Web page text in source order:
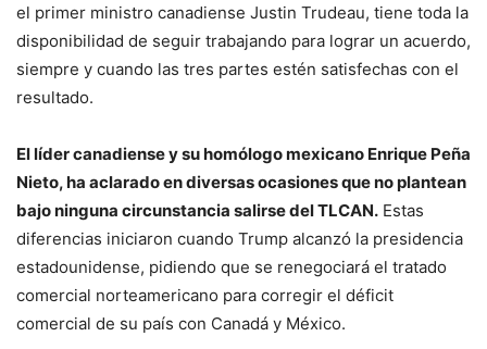
el primer ministro canadiense Justin Trudeau, tiene toda la
disponibilidad de seguir trabajando para lograr un acuerdo,
siempre y cuando las tres partes estén satisfechas con el
resultado.
El líder canadiense y su homólogo mexicano Enrique Peña
Nieto, ha aclarado en diversas ocasiones que no plantean
bajo ninguna circunstancia salirse del TLCAN. Estas
diferencias iniciaron cuando Trump alcanzó la presidencia
estadounidense, pidiendo que se renegociará el tratado
comercial norteamericano para corregir el déficit
comercial de su país con Canadá y México.